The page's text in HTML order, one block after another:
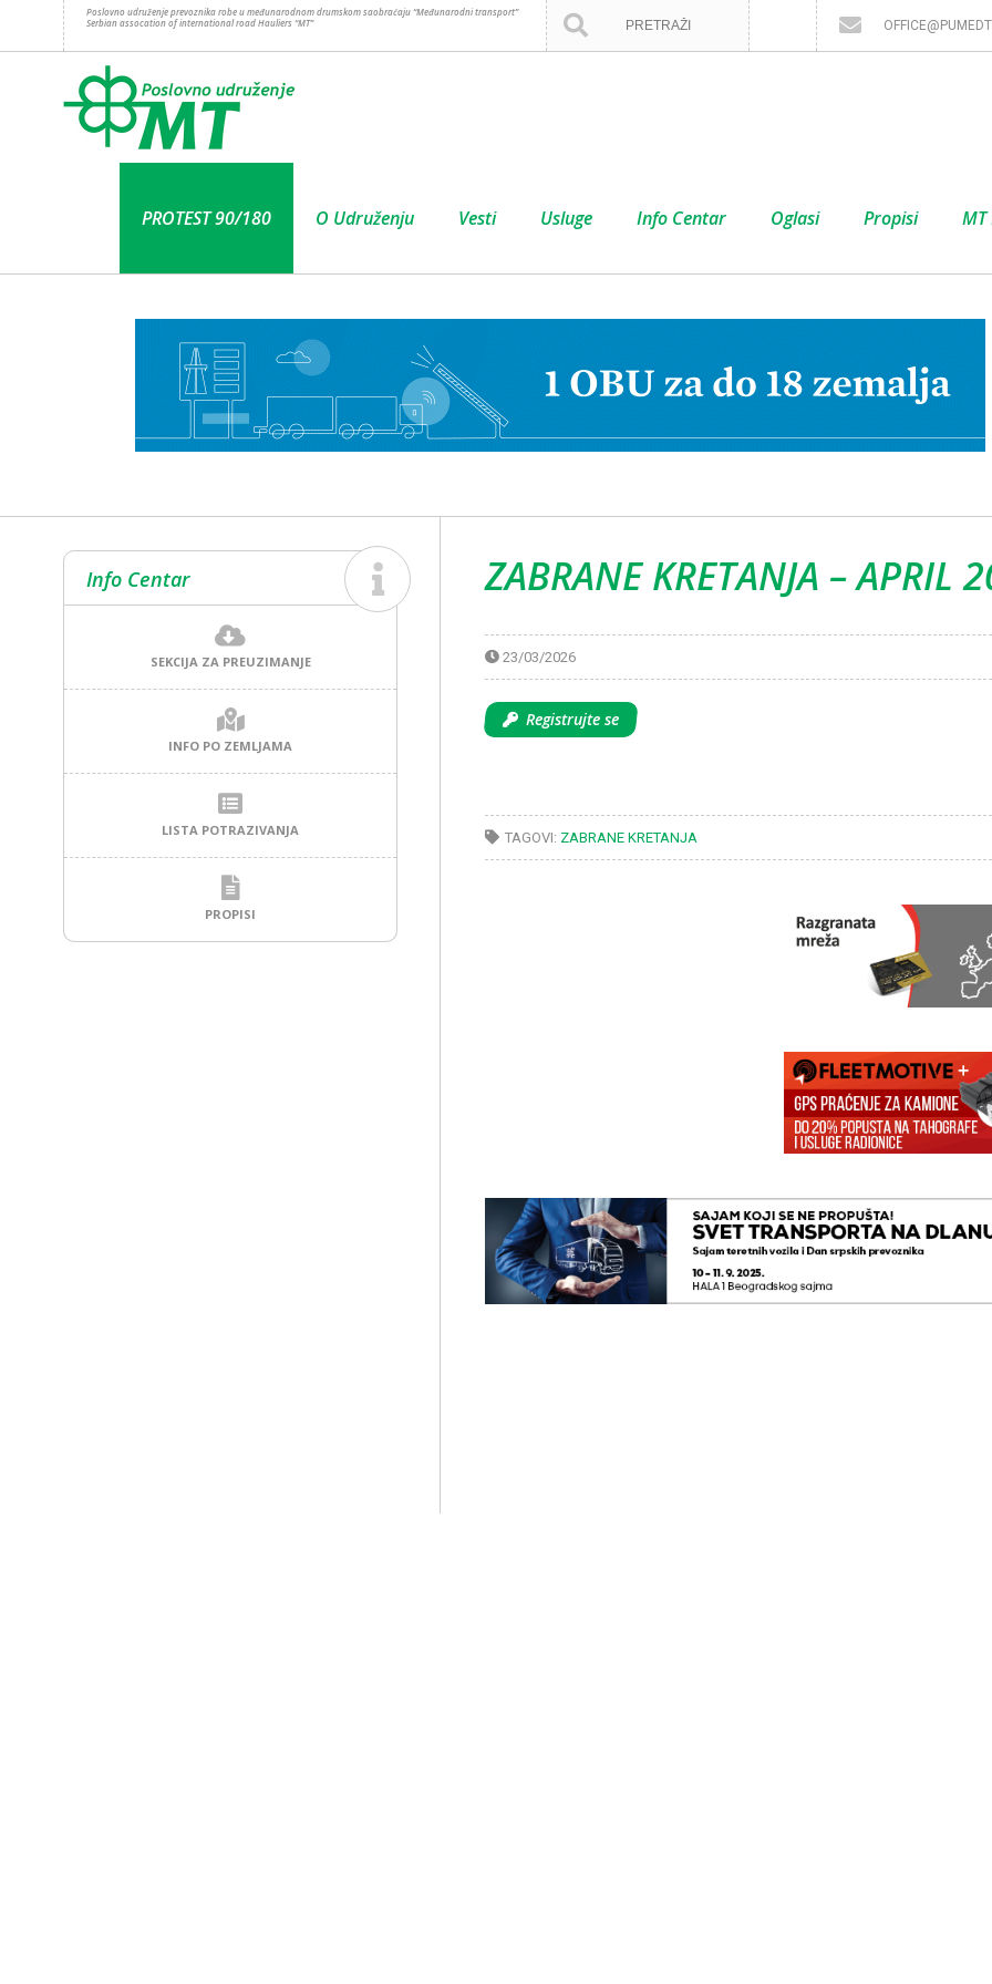
Poslovno udruženje prevoznika robe u međunarodnom drumskom saobraćaju “Međunarodni transport”
Serbian assocation of international road Hauliers “MT”
PROTEST 90/180 O Udruženju Vesti Usluge Info Centar Oglasi Propisi MT
Info Centar
SEKCIJA ZA PREUZIMANJE
INFO PO ZEMLJAMA
LISTA POTRAZIVANJA
PROPISI
ZABRANE KRETANJA – APRIL
23/03/2026
Registrujte se
TAGOVI: ZABRANE KRETANJA